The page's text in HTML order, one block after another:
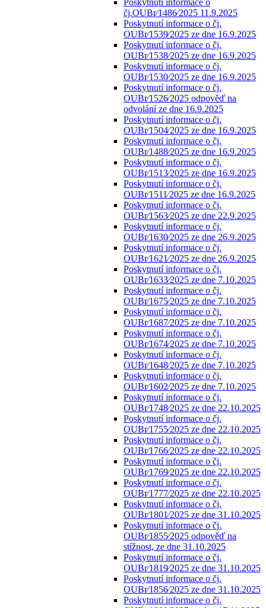
Poskytnutí informace o
čj.OUBr⁄1486⁄2025 11.9.2025
Poskytnutí informace o čj.
OUBr⁄1539⁄2025 ze dne 16.9.2025
Poskytnutí informace o čj.
OUBr⁄1538⁄2025 ze dne 16.9.2025
Poskytnutí informace o čj.
OUBr⁄1530⁄2025 ze dne 16.9.2025
Poskytnutí informace o čj.
OUBr⁄1526⁄2025 odpověď na
odvolání ze dne 16.9.2025
Poskytnutí informace o čj.
OUBr⁄1504⁄2025 ze dne 16.9.2025
Poskytnutí informace o čj.
OUBr⁄1488⁄2025 ze dne 16.9.2025
Poskytnutí informace o čj.
OUBr⁄1513⁄2025 ze dne 16.9.2025
Poskytnutí informace o čj.
OUBr⁄1511⁄2025 ze dne 16.9.2025
Poskytnutí informace o čj.
OUBr⁄1563⁄2025 ze dne 22.9.2025
Poskytnutí informace o čj.
OUBr⁄1630⁄2025 ze dne 26.9.2025
Poskytnutí informace o čj.
OUBr⁄1621⁄2025 ze dne 26.9.2025
Poskytnutí informace o čj.
OUBr⁄1633⁄2025 ze dne 7.10.2025
Poskytnutí informace o čj.
OUBr⁄1675⁄2025 ze dne 7.10.2025
Poskytnutí informace o čj.
OUBr⁄1687⁄2025 ze dne 7.10.2025
Poskytnutí informace o čj.
OUBr⁄1674⁄2025 ze dne 7.10.2025
Poskytnutí informace o čj.
OUBr⁄1648⁄2025 ze dne 7.10.2025
Poskytnutí informace o čj.
OUBr⁄1602⁄2025 ze dne 7.10.2025
Poskytnutí informace o čj.
OUBr⁄1748⁄2025 ze dne 22.10.2025
Poskytnutí informace o čj.
OUBr⁄1755⁄2025 ze dne 22.10.2025
Poskytnutí informace o čj.
OUBr⁄1766⁄2025 ze dne 22.10.2025
Poskytnutí informace o čj.
OUBr⁄1769⁄2025 ze dne 22.10.2025
Poskytnutí informace o čj.
OUBr⁄1777⁄2025 ze dne 22.10.2025
Poskytnutí informace o čj.
OUBr⁄1801⁄2025 ze dne 31.10.2025
Poskytnutí informace o čj.
OUBr⁄1855⁄2025 odpověď na
stížnost, ze dne 31.10.2025
Poskytnutí informace o čj.
OUBr⁄1819⁄2025 ze dne 31.10.2025
Poskytnutí informace o čj.
OUBr⁄1856⁄2025 ze dne 31.10.2025
Poskytnutí informace o čj.